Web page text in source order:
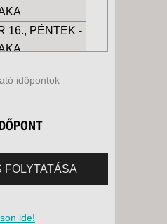
16., PÉNTEK -
23., PÉNTEK -
26., HÉTFŐ -
09., HÉTFŐ -
időpontok
FOLYTATÁSA
ide!